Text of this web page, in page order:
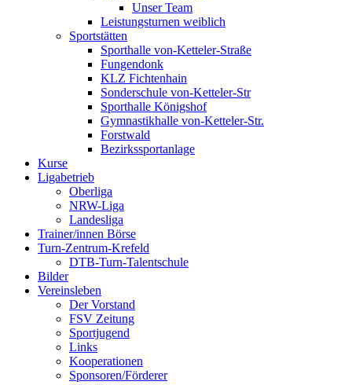
Unser Team
Leistungsturnen weiblich
Sportstätten
Sporthalle von-Ketteler-Straße
Fungendonk
KLZ Fichtenhain
Sonderschule von-Ketteler-Str
Sporthalle Königshof
Gymnastikhalle von-Ketteler-Str.
Forstwald
Bezirkssportanlage
Kurse
Ligabetrieb
Oberliga
NRW-Liga
Landesliga
Trainer/innen Börse
Turn-Zentrum-Krefeld
DTB-Turn-Talentschule
Bilder
Vereinsleben
Der Vorstand
FSV Zeitung
Sportjugend
Links
Kooperationen
Sponsoren/Förderer